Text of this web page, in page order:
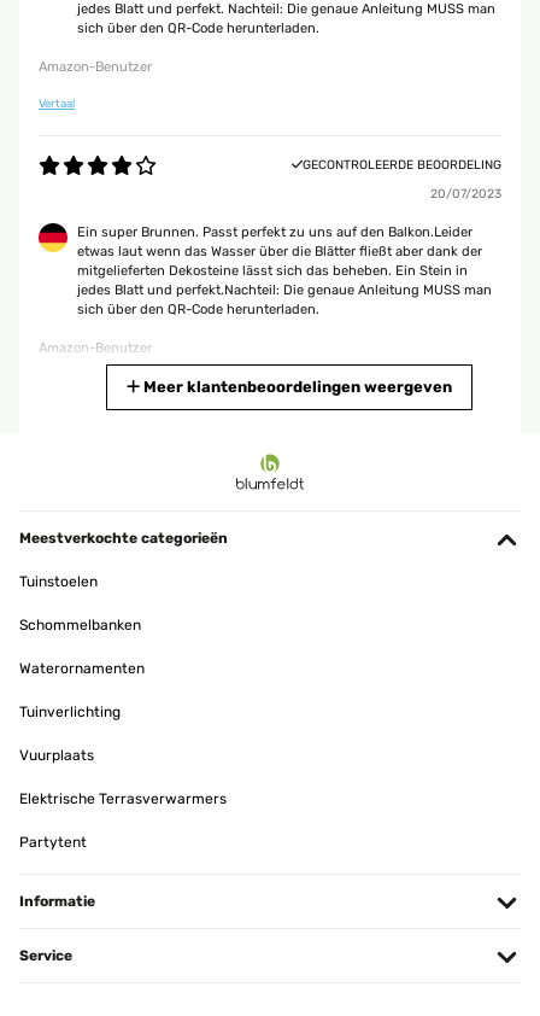
jedes Blatt und perfekt. Nachteil: Die genaue Anleitung MUSS man
sich über den QR-Code herunterladen.
Amazon-Benutzer
Vertaal
GECONTROLEERDE BEOORDELING
20/07/2023
Ein super Brunnen. Passt perfekt zu uns auf den Balkon.Leider
etwas laut wenn das Wasser über die Blätter fließt aber dank der
mitgelieferten Dekosteine lässt sich das beheben. Ein Stein in
jedes Blatt und perfekt.Nachteil: Die genaue Anleitung MUSS man
sich über den QR-Code herunterladen.
Amazon-Benutzer
beruhigende Wirkung. Wir genießen das Wasserspiel jeden Tag.Für
uns ein sehr guter Kauf.
Amazon-Benutzer
Vertaal
Wasserspiel Wir sind sehr zufrieden. Es sieht sehr gut aus und hat
Tag. Für uns ein sehr guter Kauf.
Amazon-Benutzer
25/03/2023
Meer klantenbeoordelingen weergeven
Meestverkochte categorieën
Tuinstoelen
Schommelbanken
Waterornamenten
Tuinverlichting
Vuurplaats
Elektrische Terrasverwarmers
Partytent
Informatie
Service